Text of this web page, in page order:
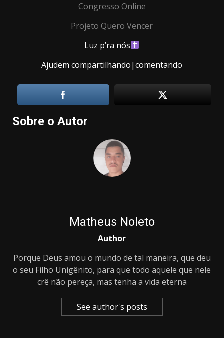
Congresso Online
Projeto Quero Vencer
Luz p’ra nós
Ajudem compartilhando|comentando
Sobre o Autor
Matheus Noleto
Author
Porque Deus amou o mundo de tal maneira, que deu
o seu Filho Unigênito, para que todo aquele que nele
crê não pereça, mas tenha a vida eterna
See author's posts